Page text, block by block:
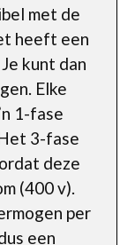
met de
heeft een
kunt dan
Elke
1-fase
3-fase
deze
(400 v).
per
een